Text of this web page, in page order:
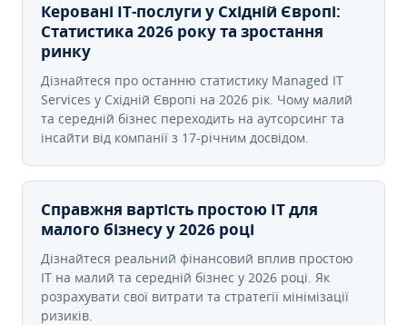
Керовані ІТ-послуги у Східній Європі:
Статистика 2026 року та зростання
ринку
Дізнайтеся про останню статистику Managed IT
Services у Східній Європі на 2026 рік. Чому малий
та середній бізнес переходить на аутсорсинг та
інсайти від компанії з 17-річним досвідом.
Справжня вартість простою IT для
малого бізнесу у 2026 році
Дізнайтеся реальний фінансовий вплив простою
IT на малий та середній бізнес у 2026 році. Як
розрахувати свої витрати та стратегії мінімізації
ризиків.